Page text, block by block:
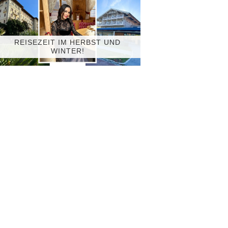
REISEZEIT IM HERBST UND
WINTER!